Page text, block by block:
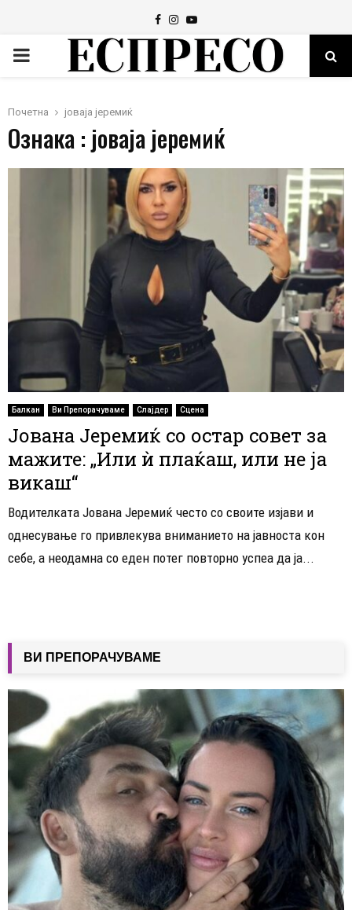
Facebook
Instagram
Youtube
PRIMARY
Почетна јоваја јеремиќ
Ознака : јоваја јеремиќ
Балкан Ви Препорачуваме Слајдер Сцена
Јована Јеремиќ со остар совет за
мажите: „Или ѝ плаќаш, или не ја
викаш“
Водителката Јована Јеремиќ често со своите изјави и
однесување го привлекува вниманието на јавноста кон
себе, а неодамна со еден потег повторно успеа да ја...
ВИ ПРЕПОРАЧУВАМЕ